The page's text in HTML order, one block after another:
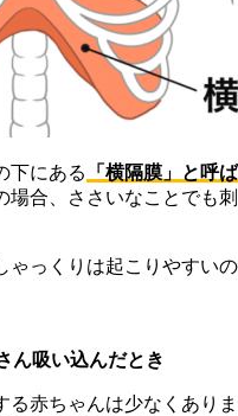
下にある 「横隔膜」と呼
場合、ささいなことでも
ゃっくりは起こりやすい
ん吸い込んだとき
る赤ちゃんは少なくあり